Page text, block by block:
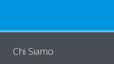
Chi Siamo